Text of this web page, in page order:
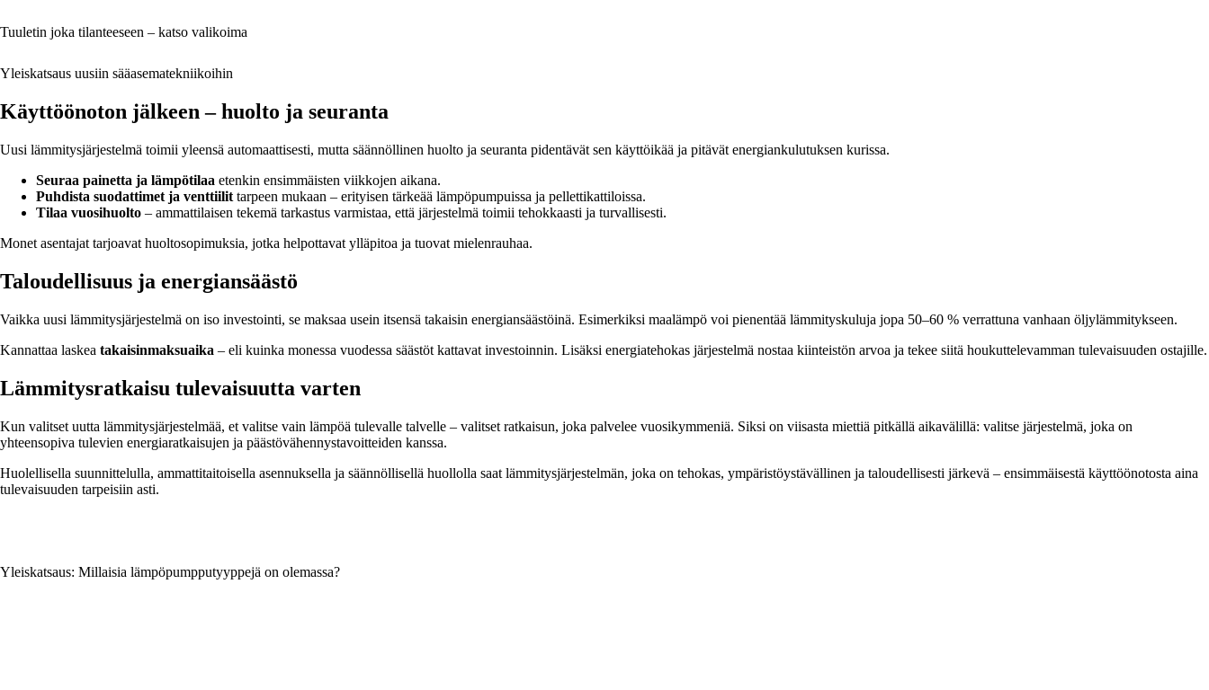
Tuuletin joka tilanteeseen – katso valikoima
Yleiskatsaus uusiin sääasematekniikoihin
Käyttöönoton jälkeen – huolto ja seuranta
Uusi lämmitysjärjestelmä toimii yleensä automaattisesti, mutta säännöllinen huolto ja seuranta pidentävät sen käyttöikää ja pitävät energiankulutuksen kurissa.
Seuraa painetta ja lämpötilaa etenkin ensimmäisten viikkojen aikana.
Puhdista suodattimet ja venttiilit tarpeen mukaan – erityisen tärkeää lämpöpumpuissa ja pellettikattiloissa.
Tilaa vuosihuolto – ammattilaisen tekemä tarkastus varmistaa, että järjestelmä toimii tehokkaasti ja turvallisesti.
Monet asentajat tarjoavat huoltosopimuksia, jotka helpottavat ylläpitoa ja tuovat mielenrauhaa.
Taloudellisuus ja energiansäästö
Vaikka uusi lämmitysjärjestelmä on iso investointi, se maksaa usein itsensä takaisin energiansäästöinä. Esimerkiksi maalämpö voi pienentää lämmityskuluja jopa 50–60 % verrattuna vanhaan öljylämmitykseen.
Kannattaa laskea takaisinmaksuaika – eli kuinka monessa vuodessa säästöt kattavat investoinnin. Lisäksi energiatehokas järjestelmä nostaa kiinteistön arvoa ja tekee siitä houkuttelevamman tulevaisuuden ostajille.
Lämmitysratkaisu tulevaisuutta varten
Kun valitset uutta lämmitysjärjestelmää, et valitse vain lämpöä tulevalle talvelle – valitset ratkaisun, joka palvelee vuosikymmeniä. Siksi on viisasta miettiä pitkällä aikavälillä: valitse järjestelmä, joka on
yhteensopiva tulevien energiaratkaisujen ja päästövähennystavoitteiden kanssa.
Huolellisella suunnittelulla, ammattitaitoisella asennuksella ja säännöllisellä huollolla saat lämmitysjärjestelmän, joka on tehokas, ympäristöystävällinen ja taloudellisesti järkevä – ensimmäisestä käyttöönotosta aina
tulevaisuuden tarpeisiin asti.
Yleiskatsaus: Millaisia lämpöpumpputyyppejä on olemassa?